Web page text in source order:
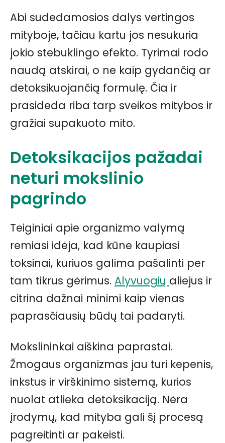
Abi sudedamosios dalys vertingos
mityboje, tačiau kartu jos nesukuria
jokio stebuklingo efekto. Tyrimai rodo
naudą atskirai, o ne kaip gydančią ar
detoksikuojančią formulę. Čia ir
prasideda riba tarp sveikos mitybos ir
gražiai supakuoto mito.
Detoksikacijos pažadai
neturi mokslinio
pagrindo
Teiginiai apie organizmo valymą
remiasi idėja, kad kūne kaupiasi
toksinai, kuriuos galima pašalinti per
tam tikrus gėrimus. Alyvuogių aliejus ir
citrina dažnai minimi kaip vienas
paprasčiausių būdų tai padaryti.
Mokslininkai aiškina paprastai.
Žmogaus organizmas jau turi kepenis,
inkstus ir virškinimo sistemą, kurios
nuolat atlieka detoksikaciją. Nėra
įrodymų, kad mityba gali šį procesą
pagreitinti ar pakeisti.